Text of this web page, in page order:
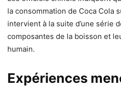
la consommation de Coca Cola
intervient à la suite d’une série
composantes de la boisson et
humain.
Expériences